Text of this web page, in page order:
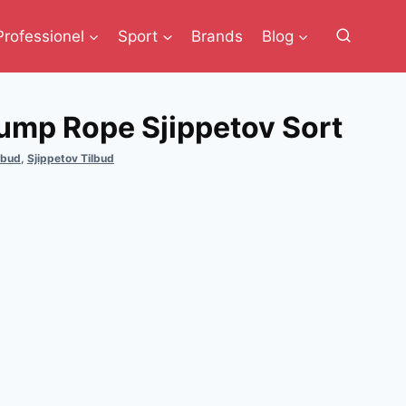
Sport Brands Blog
Rope Sjippetov Sort
, Sjippetov Tilbud